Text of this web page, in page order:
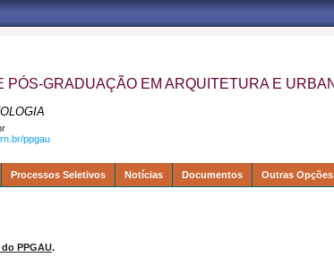
PÓS-GRADUAÇÃO EM ARQUITETURA E
ppgau
Processos Seletivos Notícias Documentos Outras Opções
PPGAU.